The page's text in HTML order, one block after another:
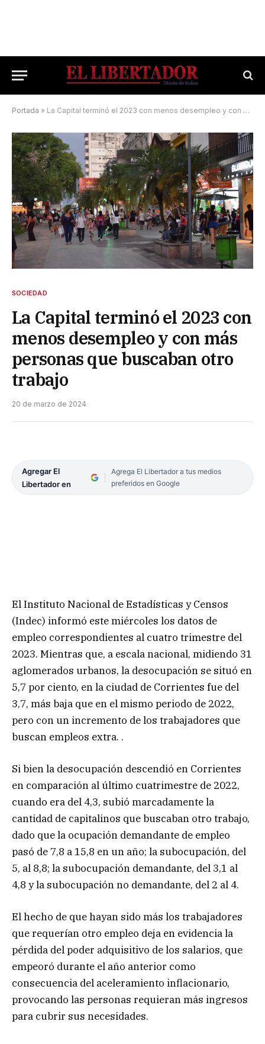
Portada » La Capital terminó el 2023 con menos desempleo y con más personas que buscaban otro trabajo
SOCIEDAD
La Capital terminó el 2023 con
menos desempleo y con más
personas que buscaban otro
trabajo
20 de marzo de 2024
Agregar El
Libertador en
Agrega El Libertador a tus medios
preferidos en Google
El Instituto Nacional de Estadísticas y Censos
(Indec) informó este miércoles los datos de
empleo correspondientes al cuatro trimestre del
2023. Mientras que, a escala nacional, midiendo 31
aglomerados urbanos, la desocupación se situó en
5,7 por ciento, en la ciudad de Corrientes fue del
3,7, más baja que en el mismo periodo de 2022,
pero con un incremento de los trabajadores que
buscan empleos extra. .
Si bien la desocupación descendió en Corrientes
en comparación al último cuatrimestre de 2022,
cuando era del 4,3, subió marcadamente la
cantidad de capitalinos que buscaban otro trabajo,
dado que la ocupación demandante de empleo
pasó de 7,8 a 15,8 en un año; la subocupación, del
5, al 8,8; la subocupación demandante, del 3,1 al
4,8 y la subocupación no demandante, del 2 al 4.
El hecho de que hayan sido más los trabajadores
que requerían otro empleo deja en evidencia la
pérdida del poder adquisitivo de los salarios, que
empeoró durante el año anterior como
consecuencia del aceleramiento inflacionario,
provocando las personas requieran más ingresos
para cubrir sus necesidades.